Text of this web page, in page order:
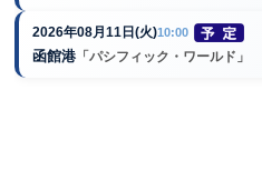
2026年08月11日(火)10:00
函館港 「パシフィック・ワールド」